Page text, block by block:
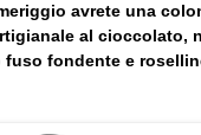
avrete una
al cioccolato,
fondente e